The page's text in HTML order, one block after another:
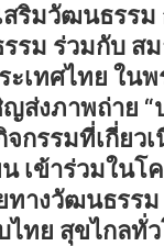
สริมวัฒนธรรม
รม ร่วมกับ ส
ะเทศไทย ใน
ส่งภาพถ่าย “
จกรรมที่เกี่ยว
เข้าร่วมในโ
ทางวัฒนธรรม
ทย สุขไกลทั่ว